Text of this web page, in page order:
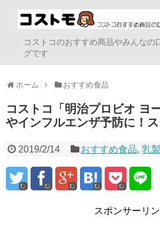
コストコのおすすめ商品やみんなの
グです
ホーム おすすめ食品
コストコ「明治プロビオ ヨ
やインフルエンザ予防に！
2019/2/14 おすすめ食品,乳
スポンサーリ